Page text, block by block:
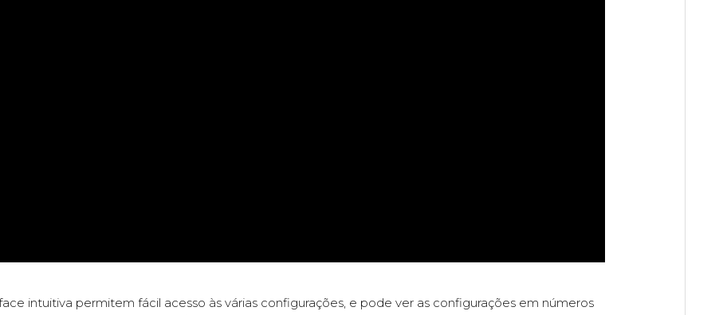
intuitiva permitem fácil acesso às várias configurações, e pode ver as configurações em números